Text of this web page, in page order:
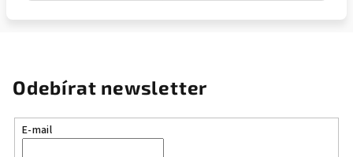
Odebírat newsletter
E-mail